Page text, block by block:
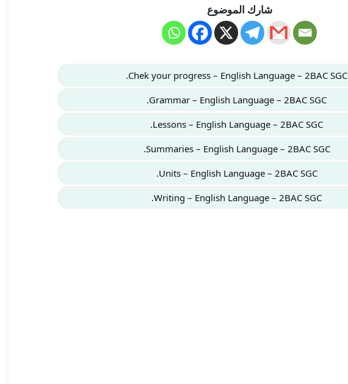
شارك الموضوع
Chek your progress – English Language – 2BAC SGC.
Grammar – English Language – 2BAC SGC.
Lessons – English Language – 2BAC SGC.
Summaries – English Language – 2BAC SGC.
Units – English Language – 2BAC SGC.
Writing – English Language – 2BAC SGC.